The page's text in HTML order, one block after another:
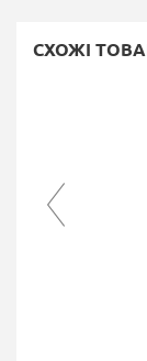
СХОЖІ